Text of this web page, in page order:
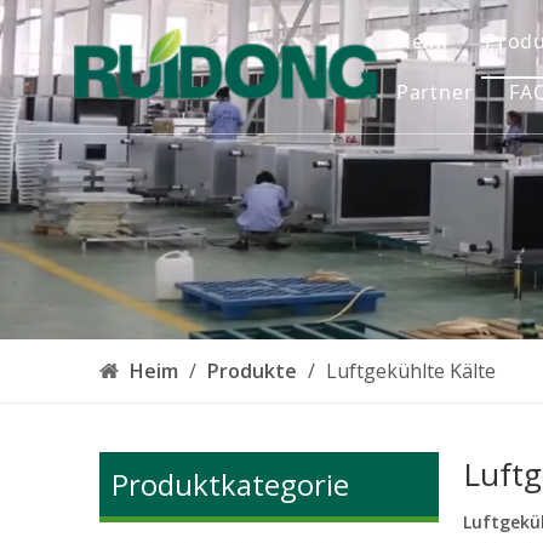
Heim
Partner
Heim / Produkte / Luftgekühlte Kälte
Produktkategorie